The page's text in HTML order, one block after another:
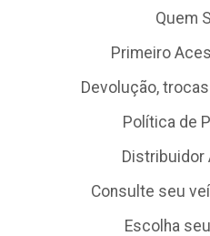
Quem
Primeiro
Devolução,
Política de
Distribuidor
Consulte seu
Escolha